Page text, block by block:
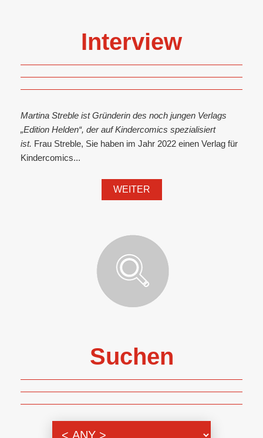
Interview
Martina Streble ist Gründerin des noch jungen Verlags
„Edition Helden“, der auf Kindercomics spezialisiert
ist. Frau Streble, Sie haben im Jahr 2022 einen Verlag für
Kindercomics...
WEITER
Suchen